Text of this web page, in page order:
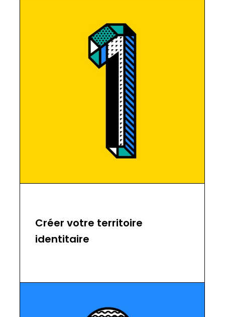
Créer votre territoire
identitaire